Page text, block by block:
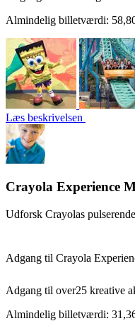
Almindelig billetværdi:
Læs beskrivelsen
Crayola Experience
Udforsk Crayolas
Adgang til Crayola
Adgang til over25 kreative
Almindelig billetværdi: